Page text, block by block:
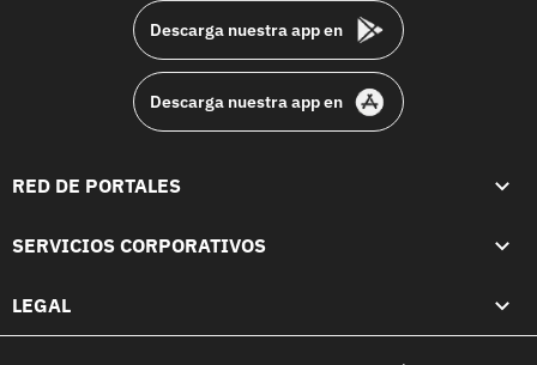
Descarga nuestra app en
Descarga nuestra app en
RED DE PORTALES
SERVICIOS CORPORATIVOS
LEGAL